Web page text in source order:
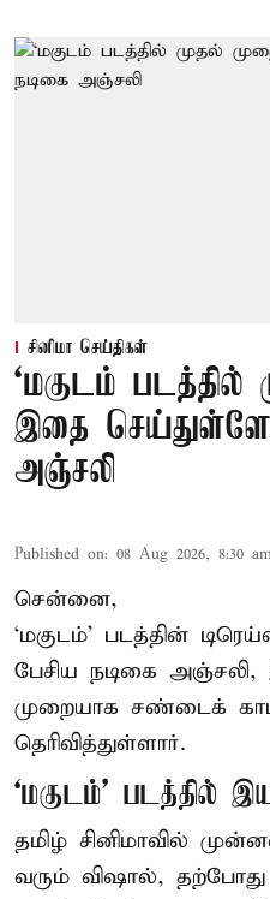
சினிமா செய்திகள்
‘மகுடம் படத்தில்
இதை
அஞ்சலி
Published on: 08 Aug 2026, 8:30
சென்னை,
‘மகுடம்’ படத்தின்
பேசிய நடிகை
முறையாக சண்டைக்
தெரிவித்துள்ளார்.
‘மகுடம்’ படத்தில்
தமிழ் சினிமாவில்
வரும் விஷால், தற்போது